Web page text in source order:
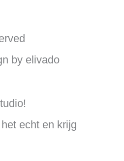
by elivado
echt en krijg